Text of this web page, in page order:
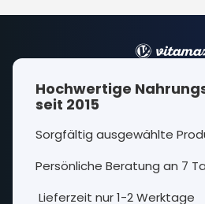
Hochwertige
seit 2015
Sorgfältig ausgewählte
Persönliche Beratung an 7
Lieferzeit nur 1-2 Werktage